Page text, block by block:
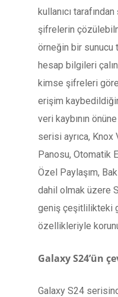
kullanıcı
şifrelerin
örneğin bir sunucu
hesap bilgileri
kimse şifreleri
erişim
veri kaybının
serisi ayrıca,
Panosu, Otomatik
Özel Paylaşım,
dahil olmak üzere
geniş çeşitlilikteki
özellikleriyle
Galaxy S24’ün
Galaxy S24